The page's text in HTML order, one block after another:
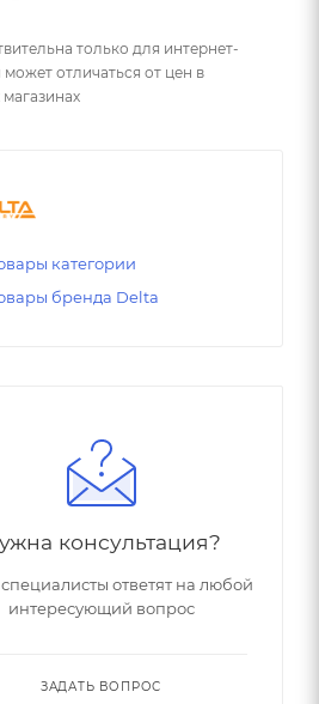
только для интернет-
может отличаться от цен в
категории
бренда Delta
консультация?
ответят на любой
интересующий вопрос
ЗАДАТЬ ВОПРОС